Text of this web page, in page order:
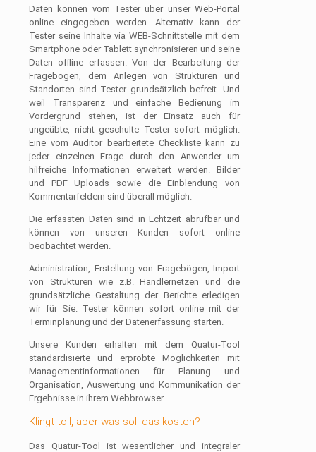
Daten können vom Tester über unser Web-Portal
online eingegeben werden. Alternativ kann der
Tester seine Inhalte via WEB-Schnittstelle mit dem
Smartphone oder Tablett synchronisieren und seine
Daten offline erfassen. Von der Bearbeitung der
Fragebögen, dem Anlegen von Strukturen und
Standorten sind Tester grundsätzlich befreit. Und
weil Transparenz und einfache Bedienung im
Vordergrund stehen, ist der Einsatz auch für
ungeübte, nicht geschulte Tester sofort möglich.
Eine vom Auditor bearbeitete Checkliste kann zu
jeder einzelnen Frage durch den Anwender um
hilfreiche Informationen erweitert werden. Bilder
und PDF Uploads sowie die Einblendung von
Kommentarfeldern sind überall möglich.
Die erfassten Daten sind in Echtzeit abrufbar und
können von unseren Kunden sofort online
beobachtet werden.
Administration, Erstellung von Fragebögen, Import
von Strukturen wie z.B. Händlernetzen und die
grundsätzliche Gestaltung der Berichte erledigen
wir für Sie. Tester können sofort online mit der
Terminplanung und der Datenerfassung starten.
Unsere Kunden erhalten mit dem Quatur-Tool
standardisierte und erprobte Möglichkeiten mit
Managementinformationen für Planung und
Organisation, Auswertung und Kommunikation der
Ergebnisse in ihrem Webbrowser.
Klingt toll, aber was soll das kosten?
Das Quatur-Tool ist wesentlicher und integraler